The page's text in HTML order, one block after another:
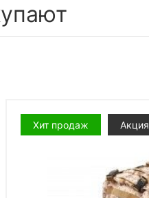
Хит продаж Акция